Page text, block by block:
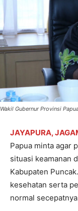
Wakil Gubernur Provinsi
JAYAPURA,
Papua minta agar
situasi keamanan
Kabupaten
kesehatan serta
normal